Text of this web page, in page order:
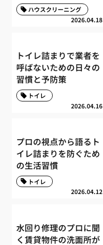
2026.04.18
ハウスクリーニング
トイレ詰まりで業者を
呼ばないための日々の
習慣と予防策
2026.04.16
トイレ
プロの視点から語るト
イレ詰まりを防ぐため
の生活習慣
2026.04.12
トイレ
水回り修理のプロに聞
く賃貸物件の洗面所が